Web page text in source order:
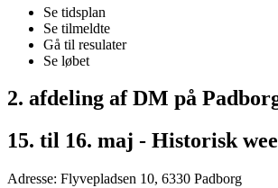
Se tidsplan
Se tilmeldte
Gå til resulater
Se løbet
2. afdeling af DM på
15. til 16. maj - Historisk
Adresse: Flyvepladsen 10, 6330 Padborg